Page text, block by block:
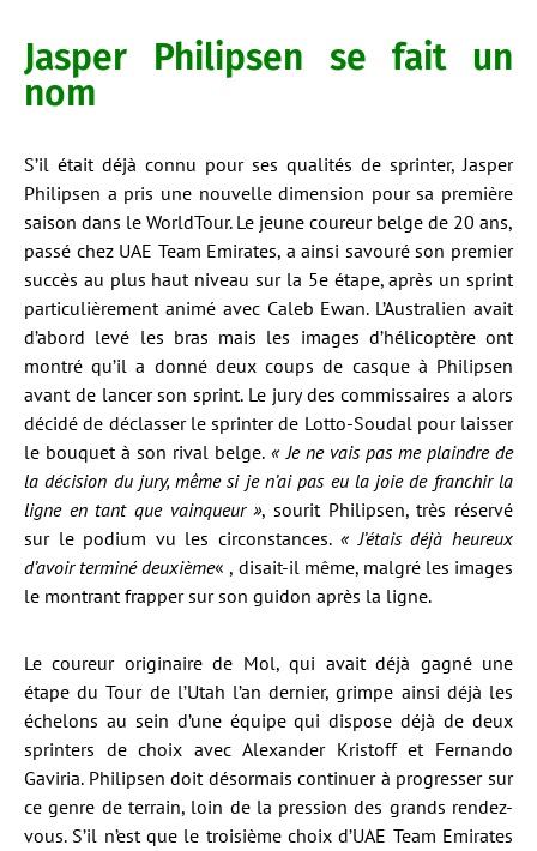
Jasper Philipsen se fait un
nom
S’il était déjà connu pour ses qualités de sprinter, Jasper
Philipsen a pris une nouvelle dimension pour sa première
saison dans le WorldTour. Le jeune coureur belge de 20 ans,
passé chez UAE Team Emirates, a ainsi savouré son premier
succès au plus haut niveau sur la 5e étape, après un sprint
particulièrement animé avec Caleb Ewan. L’Australien avait
d’abord levé les bras mais les images d’hélicoptère ont
montré qu’il a donné deux coups de casque à Philipsen
avant de lancer son sprint. Le jury des commissaires a alors
décidé de déclasser le sprinter de Lotto-Soudal pour laisser
le bouquet à son rival belge. « Je ne vais pas me plaindre de
la décision du jury, même si je n’ai pas eu la joie de franchir la
ligne en tant que vainqueur », sourit Philipsen, très réservé
sur le podium vu les circonstances.« J’étais déjà heureux
d’avoir terminé deuxième« , disait-il même, malgré les images
le montrant frapper sur son guidon après la ligne.
Le coureur originaire de Mol, qui avait déjà gagné une
étape du Tour de l’Utah l’an dernier, grimpe ainsi déjà les
échelons au sein d’une équipe qui dispose déjà de deux
sprinters de choix avec Alexander Kristoff et Fernando
Gaviria. Philipsen doit désormais continuer à progresser sur
ce genre de terrain, loin de la pression des grands rendez-
vous. S’il n’est que le troisième choix d’UAE Team Emirates